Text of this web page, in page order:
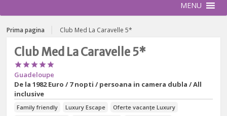
MENU
Prima pagina Club Med La Caravelle 5*
Club Med La Caravelle 5*

Guadeloupe
De la1982 Euro / 7 nopti / persoana in camera dubla / All
inclusive
Family friendly Luxury Escape
Oferte vacanțe Luxury